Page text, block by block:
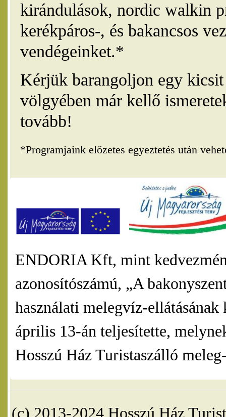
kirándulások, nordic walkin
kerékpáros-, és bakancsos
vendégeinket.*
Kérjük barangoljon egy
völgyében már kellő
tovább!
*Programjaink előzetes egyeztetés után
ENDORIA Kft, mint
azonosítószámú, „A
használati melegvíz-
április 13-án teljesítette,
Hosszú Ház Turistaszálló
(c) 2013-2024 Hosszú Ház